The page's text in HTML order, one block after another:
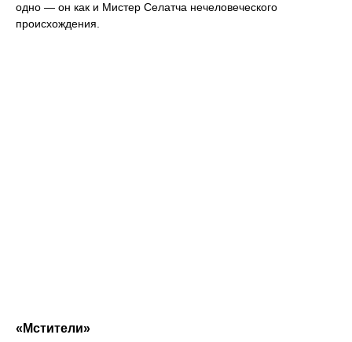
одно — он как и Мистер Селатча нечеловеческого
происхождения.
«Мстители»